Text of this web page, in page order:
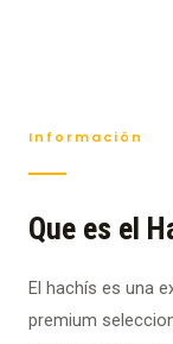
Información
Que es el
El hachís es una
premium